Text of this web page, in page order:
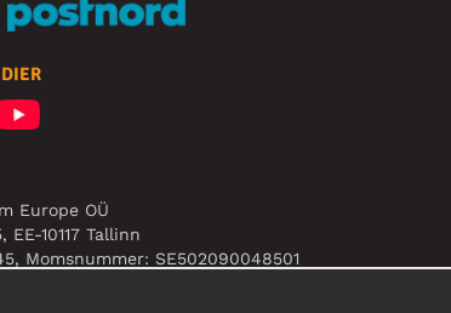
Europe OÜ
EE-10117 Tallinn
Momsnummer: SE502090048501